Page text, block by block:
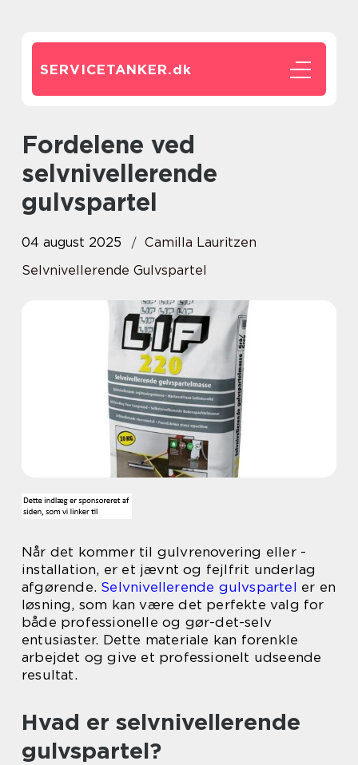
SERVICETANKER.dk
Fordelene ved
selvnivellerende
gulvspartel
04 august 2025
Camilla Lauritzen
Selvnivellerende Gulvspartel
Når det kommer til gulvrenovering eller -
installation, er et jævnt og fejlfrit underlag
afgørende. Selvnivellerende gulvspartel er en
løsning, som kan være det perfekte valg for
både professionelle og gør-det-selv
entusiaster. Dette materiale kan forenkle
arbejdet og give et professionelt udseende
resultat.
Hvad er selvnivellerende
gulvspartel?